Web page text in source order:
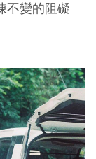
不變的阻礙